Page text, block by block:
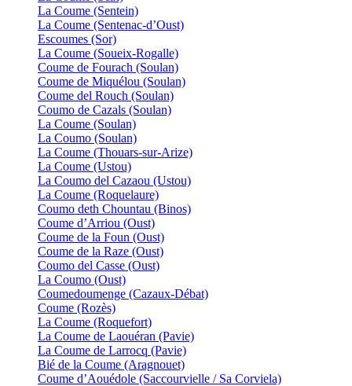
La Coume (Sentein)
La Coume (Sentenac-d’Oust)
Escoumes (Sor)
La Coume (Soueix-Rogalle)
Coume de Fourach (Soulan)
Coume de Miquélou (Soulan)
Coume del Rouch (Soulan)
Coumo de Cazals (Soulan)
La Coume (Soulan)
La Coumo (Soulan)
La Coume (Thouars-sur-Arize)
La Coume (Ustou)
La Coumo del Cazaou (Ustou)
La Coume (Roquelaure)
Coumo deth Chountau (Binos)
Coume d’Arriou (Oust)
Coume de la Foun (Oust)
Coume de la Raze (Oust)
Coumo del Casse (Oust)
La Coumo (Oust)
Coumedoumenge (Cazaux-Débat)
Coume (Rozès)
La Coume (Roquefort)
La Coume de Laouéran (Pavie)
La Coume de Larrocq (Pavie)
Bié de la Coume (Aragnouet)
Coume d’Aouédole (Saccourvielle / Sa Corviela)